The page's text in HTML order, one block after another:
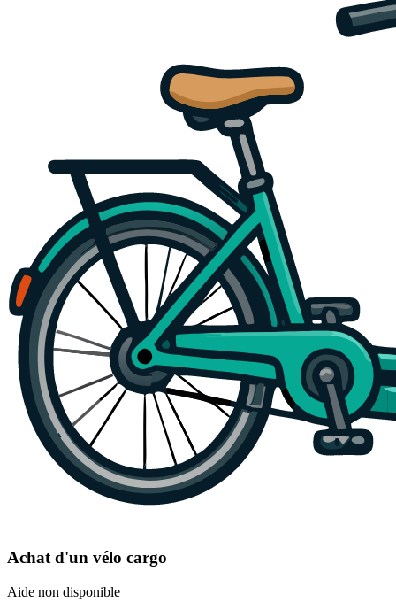
Achat d'un vélo cargo
Aide non disponible